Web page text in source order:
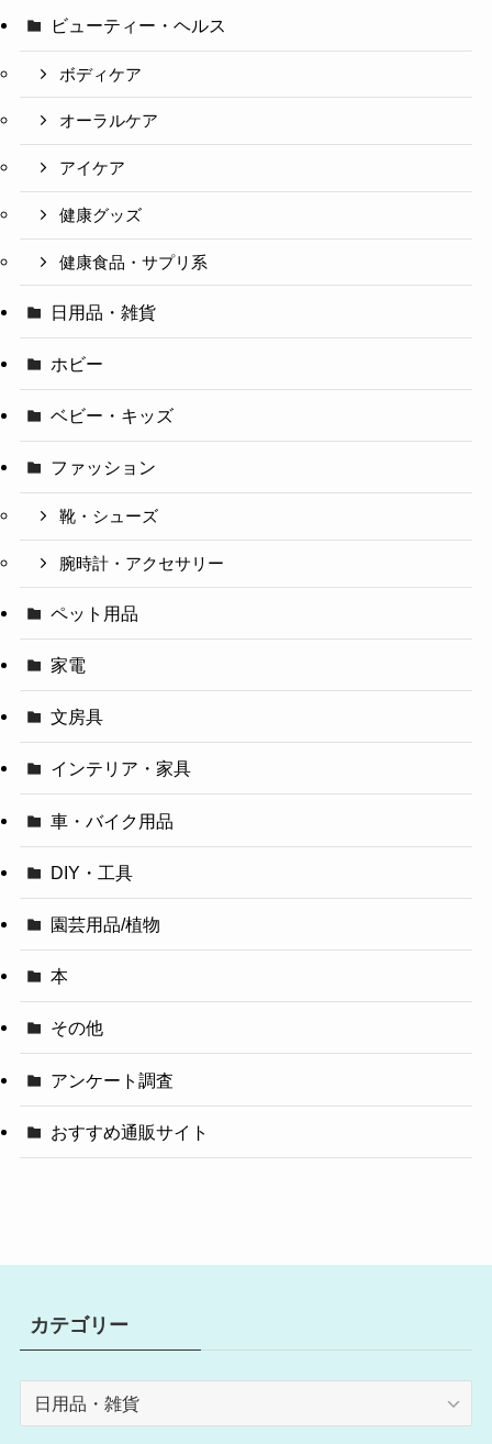
ビューティー・ヘルス
ボディケア
オーラルケア
アイケア
健康グッズ
健康食品・サプリ系
日用品・雑貨
ホビー
ベビー・キッズ
ファッション
靴・シューズ
腕時計・アクセサリー
ペット用品
家電
文房具
インテリア・家具
車・バイク用品
DIY・工具
園芸用品/植物
本
その他
アンケート調査
おすすめ通販サイト
カテゴリー